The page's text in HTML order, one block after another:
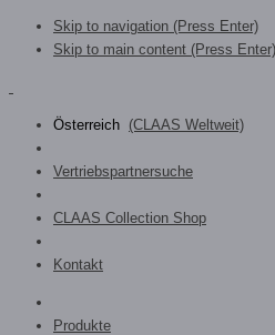
Skip to navigation (Press Enter)
Skip to main content (Press Enter)
Österreich (CLAAS Weltweit)
Vertriebspartnersuche
CLAAS Collection Shop
Kontakt
Produkte